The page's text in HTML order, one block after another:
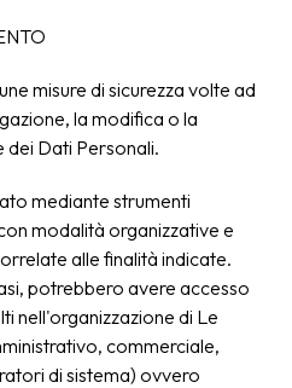
misure di sicurezza volte ad
la modifica o la
dei Dati Personali.
mediante strumenti
modalità organizzative e
alle finalità indicate.
potrebbero avere accesso
nell'organizzazione di Le
commerciale,
di sistema) ovvero